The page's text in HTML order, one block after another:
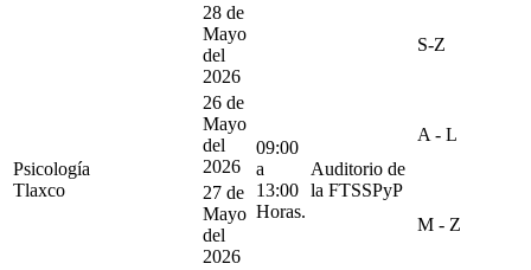
28 de
Mayo
del
2026
S-Z
Psicología
Tlaxco
26 de
Mayo
del
2026
09:00
a
13:00
Horas.
Auditorio de
la FTSSPyP
A - L
27 de
Mayo
del
2026
M - Z